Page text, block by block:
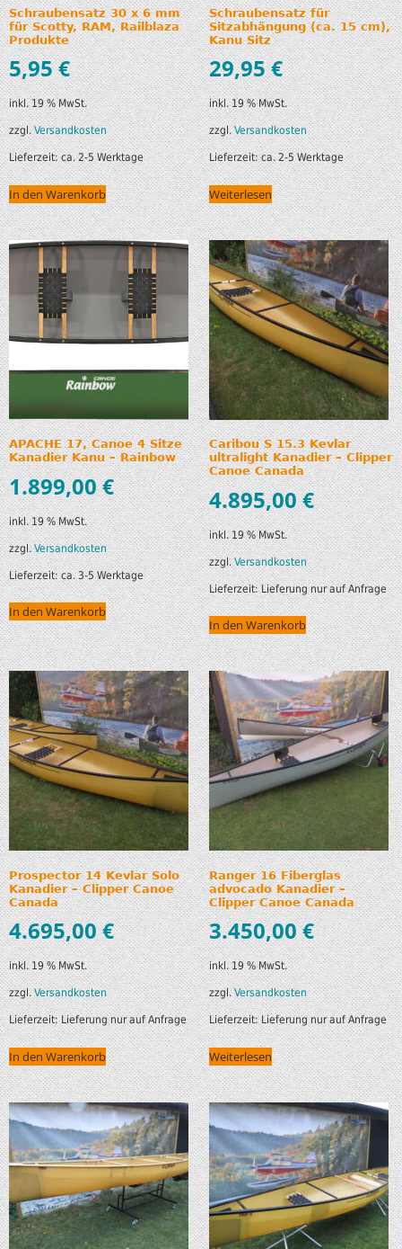
Schraubensatz 30 x 6 mm
für Scotty, RAM, Railblaza
Produkte
5,95€
inkl. 19 % MwSt.
zzgl.Versandkosten
Lieferzeit:ca. 2-5 Werktage
In den Warenkorb
Schraubensatz für
Sitzabhängung (ca. 15 cm),
Kanu Sitz
29,95€
inkl. 19 % MwSt.
zzgl.Versandkosten
Lieferzeit:ca. 2-5 Werktage
Weiterlesen
APACHE 17, Canoe 4 Sitze
Kanadier Kanu – Rainbow
1.899,00€
inkl. 19 % MwSt.
zzgl.Versandkosten
Lieferzeit:ca. 3-5 Werktage
In den Warenkorb
Caribou S 15.3 Kevlar
ultralight Kanadier – Clipper
Canoe Canada
4.895,00€
inkl. 19 % MwSt.
zzgl.Versandkosten
Lieferzeit:Lieferung nur auf Anfrage
In den Warenkorb
Prospector 14 Kevlar Solo
Kanadier – Clipper Canoe
Canada
4.695,00€
inkl. 19 % MwSt.
zzgl.Versandkosten
Lieferzeit:Lieferung nur auf Anfrage
In den Warenkorb
Ranger 16 Fiberglas
advocado Kanadier –
Clipper Canoe Canada
3.450,00€
inkl. 19 % MwSt.
zzgl.Versandkosten
Lieferzeit:Lieferung nur auf Anfrage
Weiterlesen